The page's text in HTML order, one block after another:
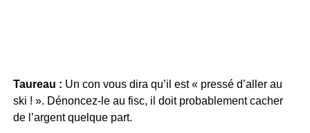
Taureau : Un con vous dira qu’il est « pressé d’aller au
ski ! ». Dénoncez-le au fisc, il doit probablement cacher
de l’argent quelque part.